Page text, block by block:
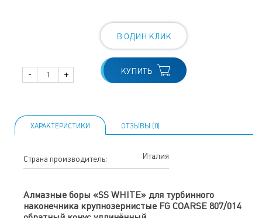
- +
В ОДИН КЛИК
КУПИТЬ
ХАРАКТЕРИСТИКИ ОТЗЫВЫ (0)
Страна производитель: Италия
Алмазные боры «SS WHITE» для турбинного
наконечника крупнозернистые FG COARSE 807/014